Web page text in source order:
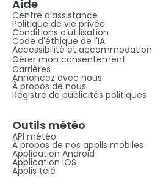
Aide
Centre d’assistance
Politique de vie privée
Conditions d’utilisation
Code d'éthique de l'IA
Accessibilité et accommodation
Gérer mon consentement
Carrières
Annoncez avec nous
À propos de nous
Registre de publicités politiques
Outils météo
API météo
À propos de nos applis mobiles
Application Android
Application iOS
Applis télé